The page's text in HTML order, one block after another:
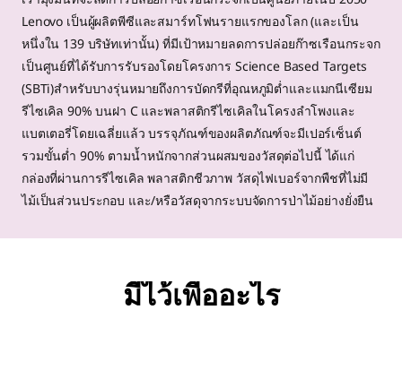
Lenovo เป็นผู้ผลิตพีซีและสมาร์ทโฟนรายแรกของโลก (และเป็น
หนึ่งใน 139 บริษัทเท่านั้น) ที่มีเป้าหมายลดการปล่อยก๊าซเรือนกระจก
เป็นศูนย์ที่ได้รับการรับรองโดยโครงการ Science Based Targets
(SBTi)สำหรับบางรุ่นหมายถึงการบัดกรีที่อุณหภูมิต่ำและแมกนีเซียม
รีไซเคิล 90% บนฝา C และพลาสติกรีไซเคิลในโครงลำโพงและ
แบตเตอรี่โดยเฉลี่ยแล้ว บรรจุภัณฑ์ของผลิตภัณฑ์จะมีเปอร์เซ็นต์
รวมขั้นต่ำ 90% ตามน้ำหนักจากส่วนผสมของวัสดุต่อไปนี้ ได้แก่
กล่องที่ผ่านการรีไซเคิล พลาสติกชีวภาพ วัสดุไฟเบอร์จากพืชที่ไม่มี
ไม้เป็นส่วนประกอบ และ/หรือวัสดุจากระบบจัดการป่าไม้อย่างยั่งยืน
มีไว้เพื่ออะไร